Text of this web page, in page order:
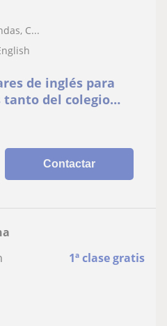
C...
de inglés para
tanto del colegio
Contactar
1ª clase gratis